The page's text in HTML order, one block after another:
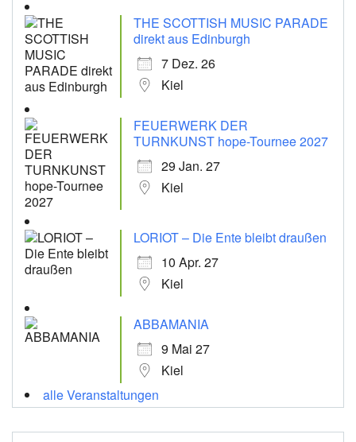
THE SCOTTISH MUSIC PARADE
direkt aus Edinburgh
7 Dez. 26
Kiel
FEUERWERK DER
TURNKUNST hope-Tournee 2027
29 Jan. 27
Kiel
LORIOT – Die Ente bleibt draußen
10 Apr. 27
Kiel
ABBAMANIA
9 Mai 27
Kiel
alle Veranstaltungen